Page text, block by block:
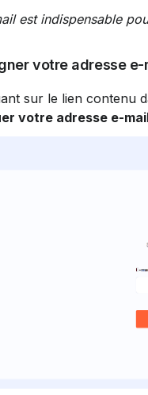
est indispensable
votre adresse e-
sur le lien contenu
votre adresse e-